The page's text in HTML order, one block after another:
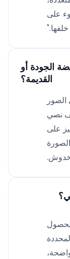
على
الجودة أو
القديمة؟
نصي
على